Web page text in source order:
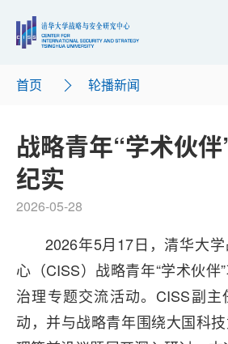
首页 轮播新闻
战略青年“学术伙
纪实
2026-05-28
2026年5月17日，清华大
心（CISS）战略青年“学术伙伴
治理专题交流活动。CISS副
动，并与战略青年围绕大国科